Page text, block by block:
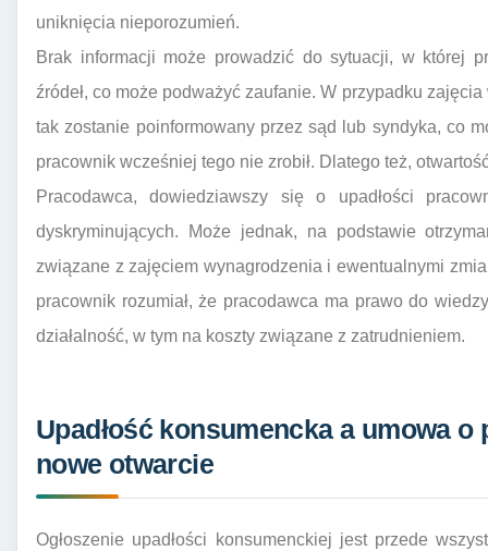
uniknięcia nieporozumień.
Brak informacji może prowadzić do sytuacji, w której
źródeł, co może podważyć zaufanie. W przypadku
tak zostanie poinformowany przez sąd lub syndyka, co
pracownik wcześniej tego nie zrobił. Dlatego też,
Pracodawca, dowiedziawszy się o upadłości
dyskryminujących. Może jednak, na podstawie
związane z zajęciem wynagrodzenia i ewentualnymi
pracownik rozumiał, że pracodawca ma prawo do
działalność, w tym na koszty związane z zatrudnieniem.
Upadłość konsumencka a umowa
nowe otwarcie
Ogłoszenie upadłości konsumenckiej jest przede